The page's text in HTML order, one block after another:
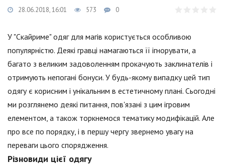
28.06.2018, 16:01 573 0
У "Скайриме" одяг для магів користується особливою
популярністю. Деякі гравці намагаються її ігнорувати, а
багато з великим задоволенням прокачують заклинателів і
отримують непогані бонуси. У будь-якому випадку цей тип
одягу є корисним і унікальним в естетичному плані. Сьогодні
ми розглянемо деякі питання, пов'язані з цим ігровим
елементом, а також торкнемося тематику модифікацій. Але
про все по порядку, і в першу чергу звернемо увагу на
переваги цього спорядження.
Різновиди цієї одягу